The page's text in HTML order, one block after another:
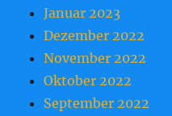
Januar 2023
Dezember 2022
November 2022
Oktober 2022
September 2022